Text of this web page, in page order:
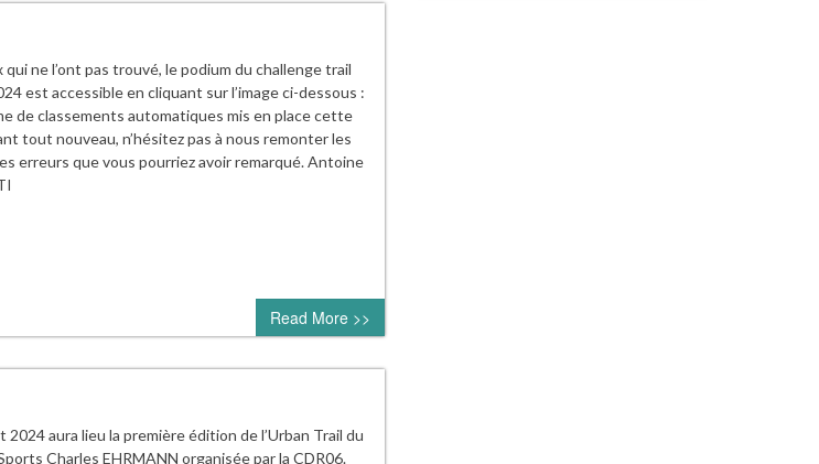
qui ne l’ont pas trouvé, le podium du challenge trail
est accessible en cliquant sur l’image ci-dessous :
de classements automatiques mis en place cette
tout nouveau, n’hésitez pas à nous remonter les
erreurs que vous pourriez avoir remarqué. Antoine
Read More >>
2024 aura lieu la première édition de l’Urban Trail du
Charles EHRMANN organisée par la CDR06.